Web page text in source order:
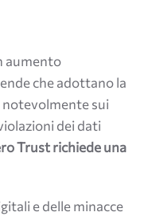
aumento
che adottano la
sui
dei dati
Trust richiede una
e delle minacce